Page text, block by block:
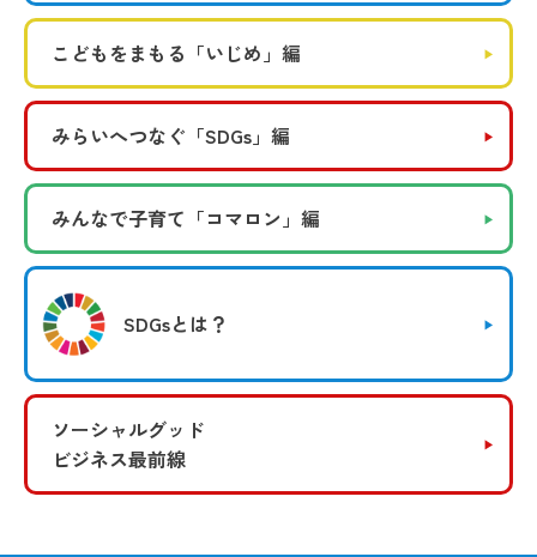
こどもをまもる 「いじめ」編
みらいへつなぐ 「SDGs」編
みんなで子育て 「コマロン」編
SDGsとは？
ソーシャルグッド
ビジネス最前線